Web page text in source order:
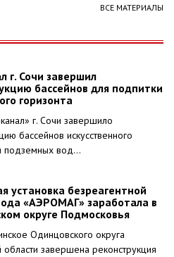
ВСЕ МАТЕРИАЛЫ
г. Сочи завершил
бассейнов для подпитки
горизонта
г. Сочи завершило
бассейнов искусственного
подземных вод...
установка безреагентной
«АЭРОМАГ» заработала в
округе Подмосковья
Одинцовского округа
области завершена реконструкция